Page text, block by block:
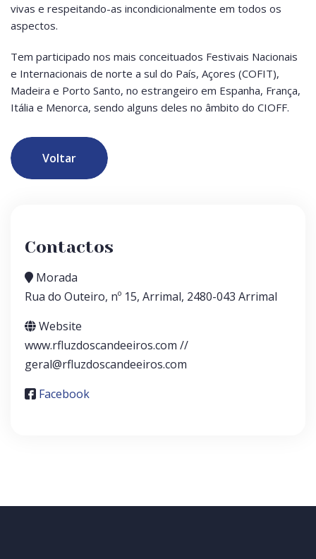
vivas e respeitando-as incondicionalmente em todos os
aspectos.
Tem participado nos mais conceituados Festivais Nacionais
e Internacionais de norte a sul do País, Açores (COFIT),
Madeira e Porto Santo, no estrangeiro em Espanha, França,
Itália e Menorca, sendo alguns deles no âmbito do CIOFF.
Voltar
Contactos
Morada
Rua do Outeiro, nº 15, Arrimal, 2480-043 Arrimal
Website
www.rfluzdoscandeeiros.com //
geral@rfluzdoscandeeiros.com
Facebook